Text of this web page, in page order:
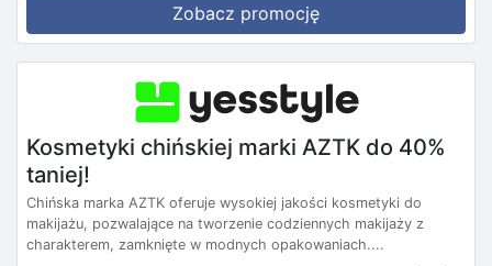
Zobacz promocję
Kosmetyki chińskiej marki AZTK do 40%
taniej!
Chińska marka AZTK oferuje wysokiej jakości kosmetyki do
makijażu, pozwalające na tworzenie codziennych makijaży z
charakterem, zamknięte w modnych opakowaniach....